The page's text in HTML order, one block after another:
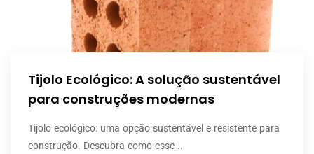
Tijolo Ecológico: A solução sustentável
para construções modernas
Tijolo ecológico: uma opção sustentável e resistente para
construção. Descubra como esse ..